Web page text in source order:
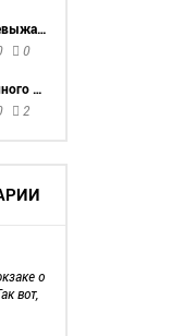
Как хранить свежевыжатый сок
0
Срок хранения чайного гриба
2
о
вот,